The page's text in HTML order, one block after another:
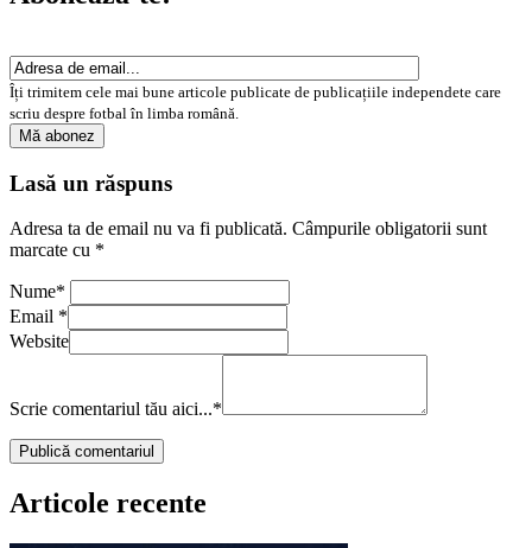
Îți trimitem cele mai bune articole publicate de publicațiile independete care
scriu despre fotbal în limba română.
Lasă un răspuns
Adresa ta de email nu va fi publicată. Câmpurile obligatorii sunt
marcate cu *
Nume*
Email *
Website
Scrie comentariul tău aici...*
Articole recente